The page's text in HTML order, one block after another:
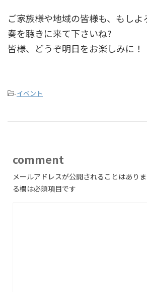
ご家族様や地域の皆様も、もし
奏を聴きに来て下さいね?
皆様、どうぞ明日をお楽しみに！
-イベント
comment
メールアドレスが公開されることはありま
る欄は必須項目です